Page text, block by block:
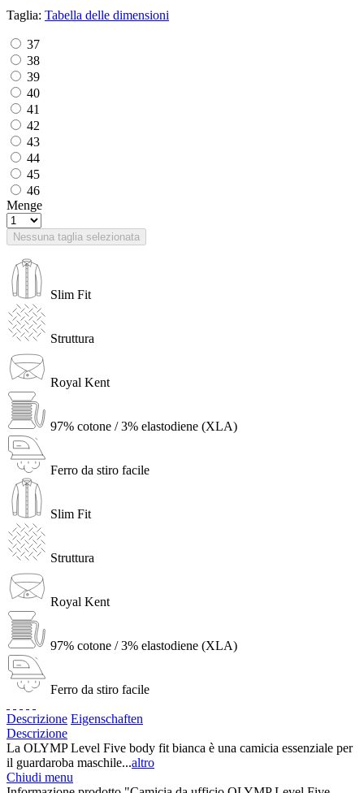
Taglia: Tabella delle dimensioni
37
38
39
40
41
42
43
44
45
46
Menge
Nessuna taglia selezionata
Slim Fit
Struttura
Royal Kent
97% cotone / 3% elastodiene (XLA)
Ferro da stiro facile
Slim Fit
Struttura
Royal Kent
97% cotone / 3% elastodiene (XLA)
Ferro da stiro facile
Descrizione Eigenschaften
Descrizione
La OLYMP Level Five body fit bianca è una camicia essenziale per
il guardaroba maschile...altro
Chiudi menu